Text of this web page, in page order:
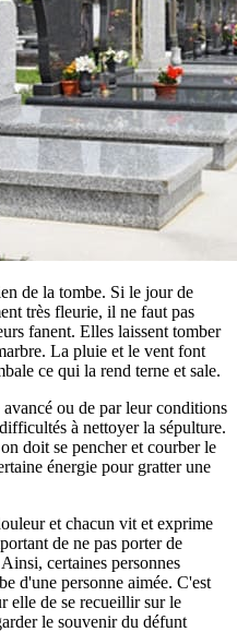
de la tombe. Si le jour de
très fleurie, il ne faut pas
fanent. Elles laissent tomber
La pluie et le vent font
ce qui la rend terne et sale.
ou de par leur conditions
à nettoyer la sépulture.
doit se pencher et courber le
énergie pour gratter une
et chacun vit et exprime
de ne pas porter de
certaines personnes
d'une personne aimée. C'est
elle de se recueillir sur le
le souvenir du défunt